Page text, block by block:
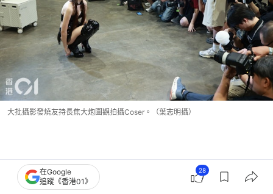
大批攝影發燒友持長焦大炮圍觀拍攝Coser。（葉志明攝）
在Google
追蹤《香港01》
28